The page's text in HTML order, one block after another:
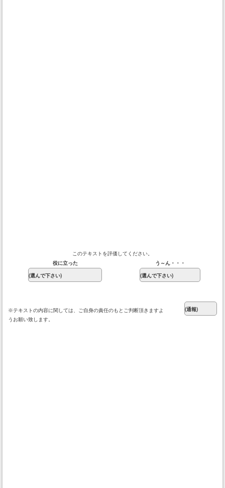
このテキストを評価してください。
役に立った
う～ん・・・
※テキストの内容に関しては、ご自身の責任のもとご判断頂きますよ
うお願い致します。